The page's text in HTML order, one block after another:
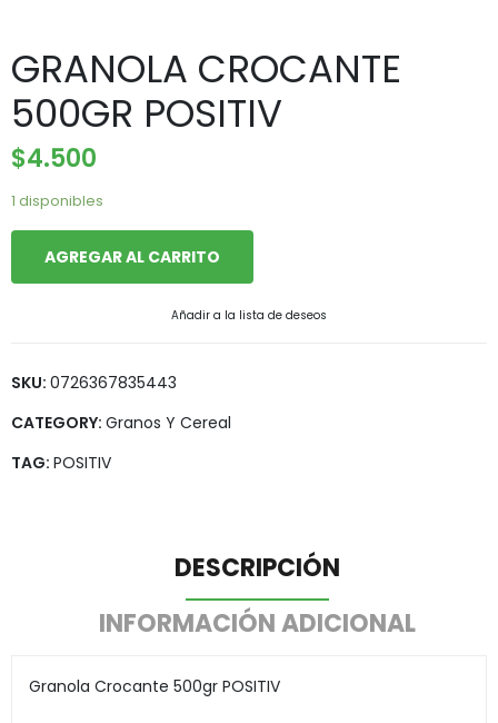
GRANOLA CROCANTE
500GR POSITIV
$4.500
1 disponibles
AGREGAR AL CARRITO
Añadir a la lista de deseos
SKU: 0726367835443
CATEGORY: Granos Y Cereal
TAG: POSITIV
DESCRIPCIÓN
INFORMACIÓN ADICIONAL
Granola Crocante 500gr POSITIV